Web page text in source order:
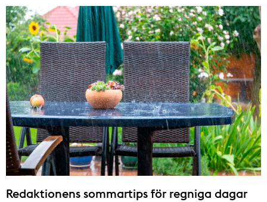
Redaktionens sommar­tips för regniga dagar